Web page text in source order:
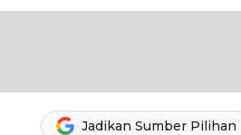
Jadikan Sumber Pilihan